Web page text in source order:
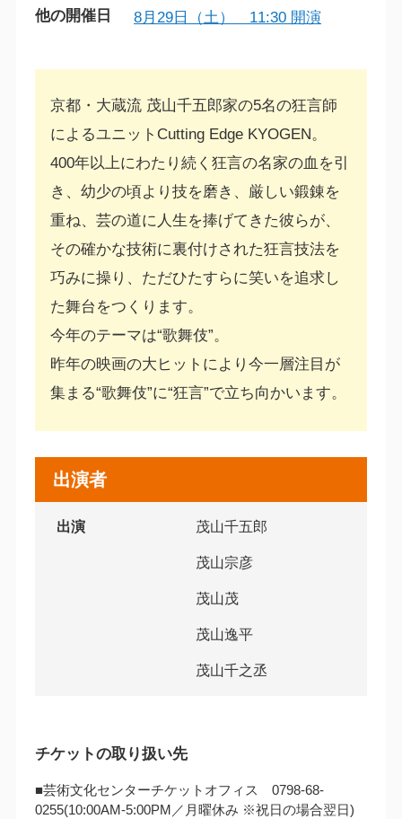
他の開催日 8月29日（土） 11:30 開演
京都・大蔵流 茂山千五郎家の5名の狂言師
によるユニットCutting Edge KYOGEN。
400年以上にわたり続く狂言の名家の血を引
き、幼少の頃より技を磨き、厳しい鍛錬を
重ね、芸の道に人生を捧げてきた彼らが、
その確かな技術に裏付けされた狂言技法を
巧みに操り、ただひたすらに笑いを追求し
た舞台をつくります。
今年のテーマは“歌舞伎”。
昨年の映画の大ヒットにより今一層注目が
集まる“歌舞伎”に“狂言”で立ち向かいます。
出演者
出演 茂山千五郎
茂山宗彦
茂山茂
茂山逸平
茂山千之丞
チケットの取り扱い先
■芸術文化センターチケットオフィス 0798-68-
0255(10:00AM‐5:00PM／月曜休み ※祝日の場合翌日)